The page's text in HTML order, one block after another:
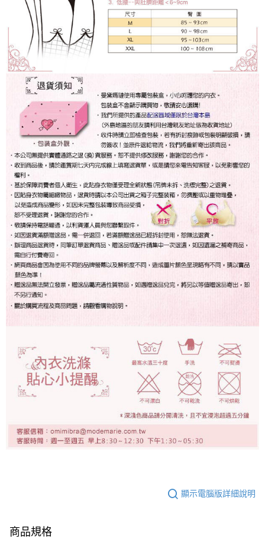
顯示電腦版詳細說明
商品規格